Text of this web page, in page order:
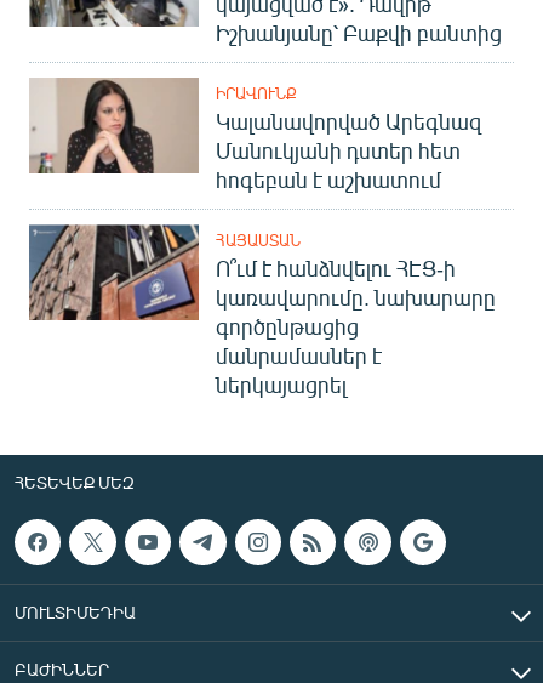
Իշխանյանը՝ Բաքվի բանտից
ԻՐԱՎՈՒՆՔ
Կալանավորված Արեգնազ
Մանուկյանի դստեր հետ
հոգեբան է աշխատում
ՀԱՅԱՍՏԱՆ
Ո՞ւմ է հանձնվելու ՀԷՑ-ի
կառավարումը. նախարարը
գործընթացից
մանրամասներ է
ներկայացրել
ՀԵՏԵՎԵՔ ՄԵԶ
ՄՈՒԼՏԻՄԵԴԻԱ
ԲԱԺԻՆՆԵՐ